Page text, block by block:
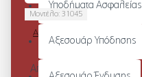
Υποδήματα Ασφαλείας
Αξεσουάρ Υπόδησης
Μοντέλο: 31045
APRON WITH
POCKETS
Από 22,32€